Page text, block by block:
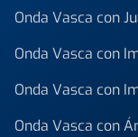
Onda Vasca con
Onda Vasca con
Onda Vasca con
Onda Vasca con